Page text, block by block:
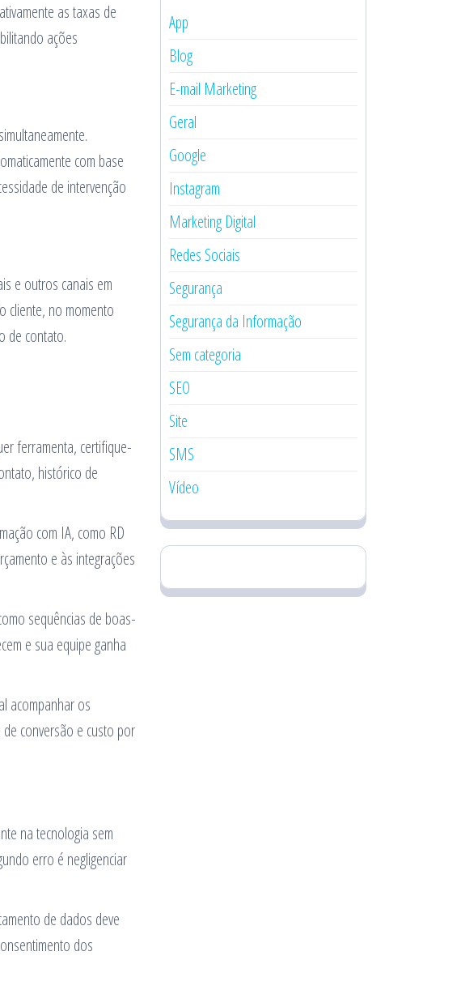
as taxas de
ações
com base
de intervenção
e outros canais em
cliente, no momento
de contato.
ferramenta, certifique-
histórico de
com IA, como RD
e às integrações
sequências de boas-
e sua equipe ganha
acompanhar os
conversão e custo por
na tecnologia sem
erro é negligenciar
de dados deve
dos
App
Blog
E-mail Marketing
Geral
Google
Instagram
Marketing Digital
Redes Sociais
Segurança
Segurança da Informação
Sem categoria
SEO
Site
SMS
Vídeo